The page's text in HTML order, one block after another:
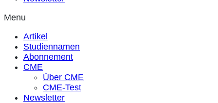
Menu
Artikel
Studiennamen
Abonnement
CME
Über CME
CME-Test
Newsletter